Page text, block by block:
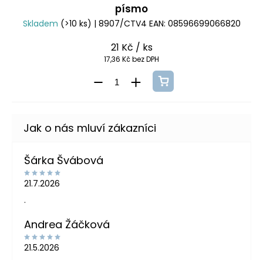
písmo
Skladem (>10 ks) | 8907/CTV4 EAN: 08596699066820
21 Kč / ks
17,36 Kč bez DPH
Šárka Švábová
21.7.2026
.
Andrea Žáčková
21.5.2026